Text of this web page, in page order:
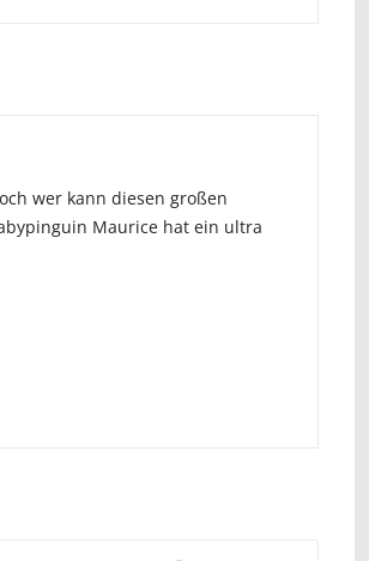
wer kann diesen großen
Maurice hat ein ultra